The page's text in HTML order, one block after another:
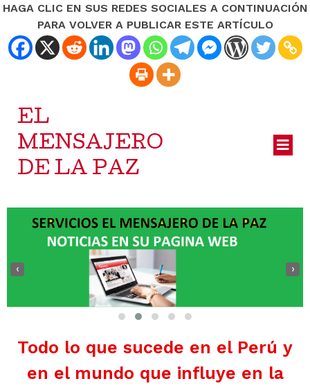
HAGA CLIC EN SUS REDES SOCIALES A CONTINUACIÓN
PARA VOLVER A PUBLICAR ESTE ARTÍCULO
EL
MENSAJERO
DE LA PAZ
‹ ›
Todo lo que sucede en el Perú y
en el mundo que influye en la